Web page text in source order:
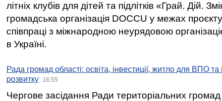
літніх клубів для дітей та підлітків «Грай. Дій.
громадська організація DOCCU у межах
співпраці з міжнародною неурядовою
в Україні.
Рада громад області: освіта, інвестиції, житло для ВПО
розвитку
16:55
Чергове засідання Ради територіальних громад